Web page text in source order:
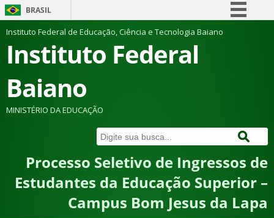
BRASIL
Simplifique!
Comunica BR
Canais
Instituto Federal de Educação, Ciência e Tecnologia Baiano
Instituto Federal
Baiano
MINISTÉRIO DA EDUCAÇÃO
Processo Seletivo de Ingressos de
Estudantes da Educação Superior –
Campus Bom Jesus da Lapa